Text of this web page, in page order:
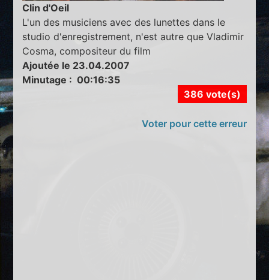
Clin d'Oeil
L'un des musiciens avec des lunettes dans le
studio d'enregistrement, n'est autre que Vladimir
Cosma, compositeur du film
Ajoutée le 23.04.2007
Minutage : 00:16:35
386 vote(s)
Voter pour cette erreur